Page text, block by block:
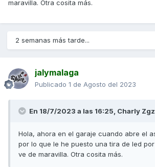
maravilla. Otra cosita más.
2 semanas más tarde...
jalymalaga
Publicado 1 de Agosto del 2023
En 18/7/2023 a las 16:25, Charly Zgz
Hola, ahora en el garaje cuando abre el
por lo que le he puesto una tira de led
ve de maravilla. Otra cosita más.